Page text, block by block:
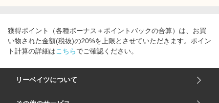
獲得ポイント（各種ボーナス＋ポイントバックの合算）は、お買
い物された金額(税抜)の20%を上限とさせていただきます。ポイン
ト計算の詳細はこちらでご確認ください。
リーベイツについて
会社概要